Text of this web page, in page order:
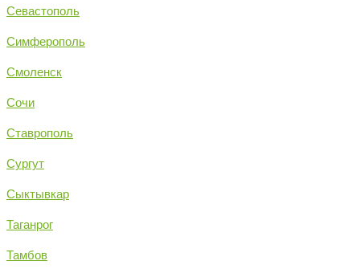
Севастополь
Симферополь
Смоленск
Сочи
Ставрополь
Сургут
Сыктывкар
Таганрог
Тамбов